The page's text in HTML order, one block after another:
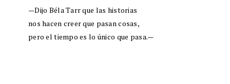
—Dijo Béla Tarr que las historias
nos hacen creer que pasan cosas,
pero el tiempo es lo único que pasa.—